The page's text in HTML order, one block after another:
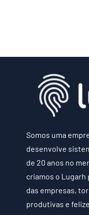
Somos uma
desenvolve
de 20 anos no
criamos o
das empresas,
produtivas e